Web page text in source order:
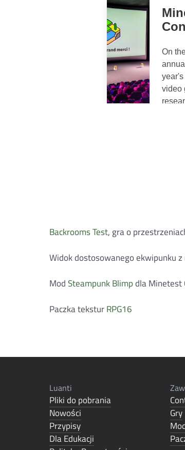
Backrooms Test, gra o
Widok dostosowanego ekwipunku z
ModSteampunk Blimpdla Minetest
Paczka teksturRPG16
Luanti
Pliki do pobrania
Nowości
Przypisy
Dla Edukacji
Gry